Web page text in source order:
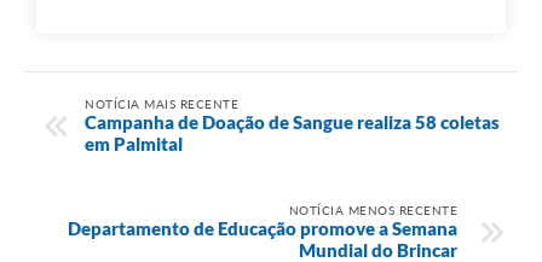
NOTÍCIA MAIS RECENTE
Campanha de Doação de Sangue realiza 58 coletas
em Palmital
NOTÍCIA MENOS RECENTE
Departamento de Educação promove a Semana
Mundial do Brincar